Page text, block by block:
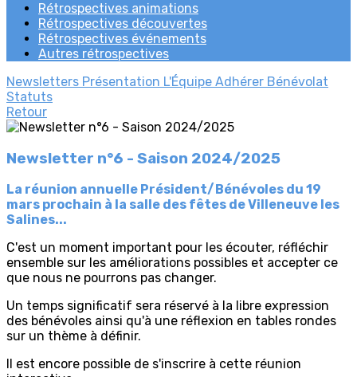
Rétrospectives animations
Rétrospectives découvertes
Rétrospectives événements
Autres rétrospectives
Newsletters Présentation L'Équipe Adhérer Bénévolat
Statuts
Retour
Newsletter n°6 - Saison 2024/2025
La réunion annuelle Président/Bénévoles du 19
mars prochain à la salle des fêtes de Villeneuve les
Salines...
C'est un moment important pour les écouter, réfléchir
ensemble sur les améliorations possibles et accepter ce
que nous ne pourrons pas changer.
Un temps significatif sera réservé à la libre expression
des bénévoles ainsi qu'à une réflexion en tables rondes
sur un thème à définir.
Il est encore possible de s'inscrire à cette réunion